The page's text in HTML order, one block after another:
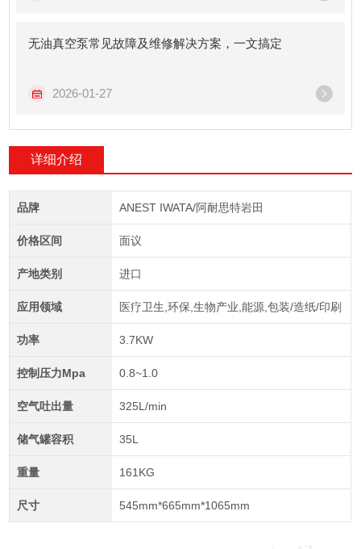
无油真空泵常见故障及维修解决方案，一文搞定
2026-01-27
详细介绍
品牌 ANEST IWATA/阿耐思特岩田
价格区间 面议
产地类别 进口
应用领域 医疗卫生,环保,生物产业,能源,包装/造纸/印刷
功率 3.7KW
控制压力Mpa 0.8~1.0
空气吐出量 325L/min
储气罐容积 35L
重量 161KG
尺寸 545mm*665mm*1065mm